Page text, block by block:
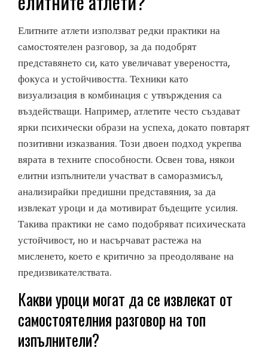
Елитните атлети използват редки практики на
самостоятелен разговор, за да подобрят
представянето си, като увеличават увереността,
фокуса и устойчивостта. Техники като
визуализация в комбинация с утвърждения са
въздействащи. Например, атлетите често създават
ярки психически образи на успеха, докато повтарят
позитивни изказвания. Този двоен подход укрепва
вярата в техните способности. Освен това, някои
елитни изпълнители участват в саморазмисъл,
анализирайки предишни представяния, за да
извлекат уроци и да мотивират бъдещите усилия.
Такива практики не само подобряват психическата
устойчивост, но и насърчават растежа на
мисленето, което е критично за преодоляване на
предизвикателствата.
Какви уроци могат да се извлекат от
самостоятелния разговор на топ
изпълнители?